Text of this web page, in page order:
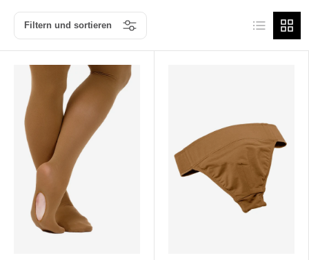
Filtern und sortieren Produktliste